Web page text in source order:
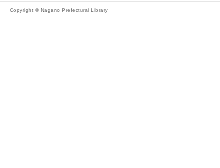
Copyright © Nagano Prefectural Library